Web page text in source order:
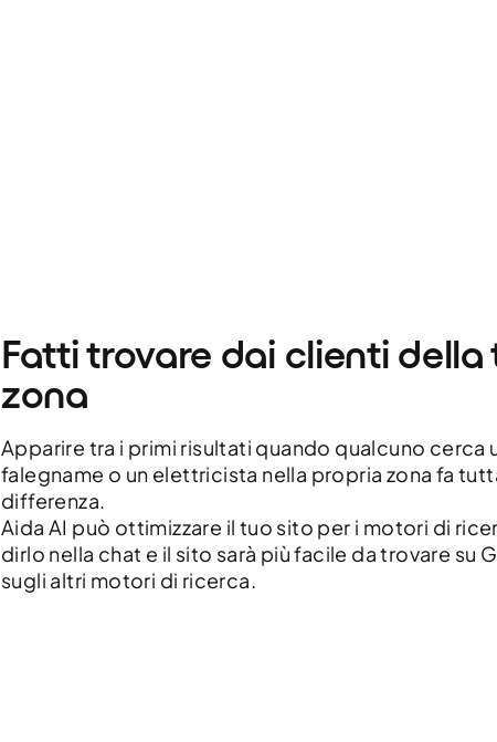
Fatti trovare dai clienti della
zona
Apparire tra i primi risultati quando qualcuno cerca
falegname o un elettricista nella propria zona fa
differenza.
Aida AI può ottimizzare il tuo sito per i motori di
dirlo nella chat e il sito sarà più facile da trovare su
sugli altri motori di ricerca.